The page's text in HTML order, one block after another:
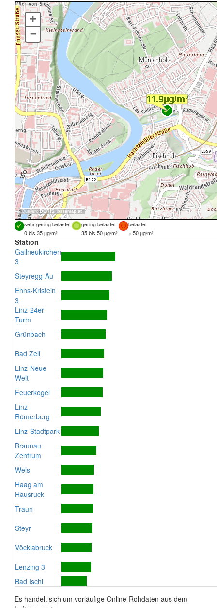
Quellen:DORIS, basemap.at
+
–
sehr gering belastet gering belastet
belastet
0 bis 35 µg/m³
35 bis 50 µg/m³ > 50 µg/m³
Station
Gallneukirchen
3
Steyregg-Au
Enns-Kristein
3
Linz-24er-
Turm
Grünbach
Bad Zell
Linz-Neue
Welt
Feuerkogel
Linz-
Römerberg
Linz-Stadtpark
Braunau
Zentrum
Wels
Haag am
Hausruck
Traun
Steyr
Vöcklabruck
Lenzing 3
Bad Ischl
Es handelt sich um vorläufige Online-Rohdaten aus dem